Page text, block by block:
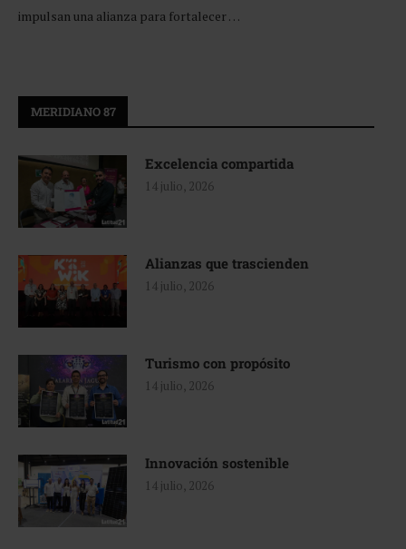
impulsan una alianza para fortalecer …
MERIDIANO 87
Excelencia compartida
14 julio, 2026
Alianzas que trascienden
14 julio, 2026
Turismo con propósito
14 julio, 2026
Innovación sostenible
14 julio, 2026